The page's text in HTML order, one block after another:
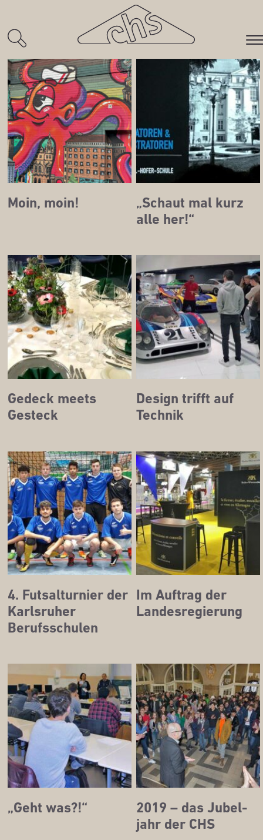
Aktuelles
Moin, moin!
„Schaut mal kurz
alle her!“
Gedeck meets
Gesteck
Design trifft auf
Technik
4. Futs­al­tur­nier der
Karls­ru­her
Berufsschulen
Im Auf­trag der
Landesregierung
„Geht was?!“
2019 – das Jubel­
jahr der CHS